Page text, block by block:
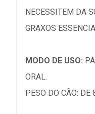
NECESSITEM DA
GRAXOS
MODO DE USO:
ORAL.
PESO DO CÃO: DE